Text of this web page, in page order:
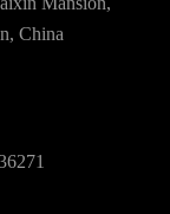
China